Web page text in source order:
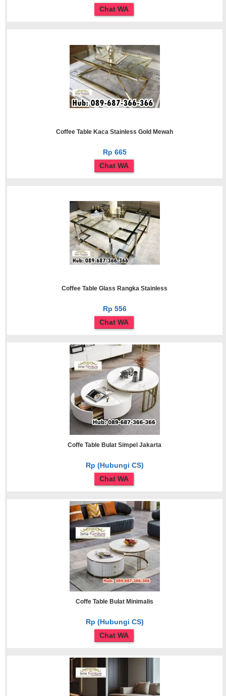
Chat WA
Coffee Table Kaca Stainless Gold Mewah
Rp 665
Chat WA
Coffee Table Glass Rangka Stainless
Rp 556
Chat WA
Coffe Table Bulat Simpel Jakarta
Rp (Hubungi CS)
Chat WA
Coffe Table Bulat Minimalis
Rp (Hubungi CS)
Chat WA